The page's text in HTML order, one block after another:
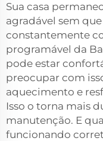
Sua casa
agradável sem
constantemente
programável da
pode estar
preocupar com
aquecimento e
Isso o torna mais
manutenção. E
funcionando